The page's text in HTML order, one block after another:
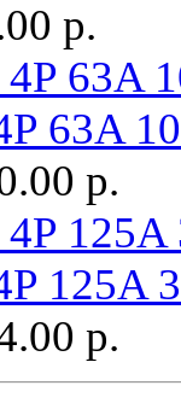
р.
63A
р.
125A
р.